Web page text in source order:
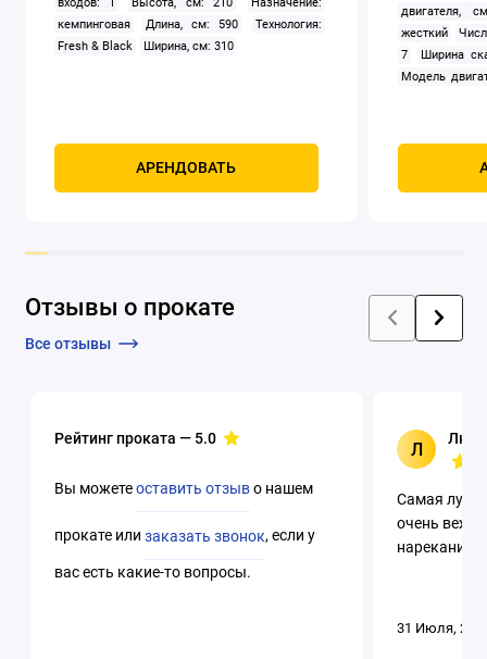
кемпинговая
Длина, см: 590
Технология:
Fresh & Black
Ширина, см: 310
АРЕНДОВАТЬ
двигателя,
жесткий
7
Ширина
Модель
Отзывы о прокате
Все отзывы
Рейтинг проката — 5.0
Вы можетеоставить отзыво нашем
прокате илизаказать звонок, если у
вас есть какие-то вопросы.
Л
Самая
очень
нареканий.
31 Июля,